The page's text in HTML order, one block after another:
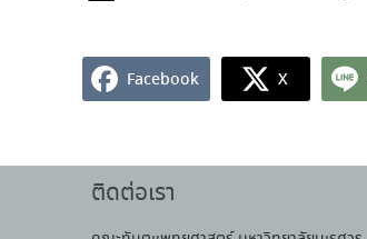
Facebook X
ติดต่อเรา